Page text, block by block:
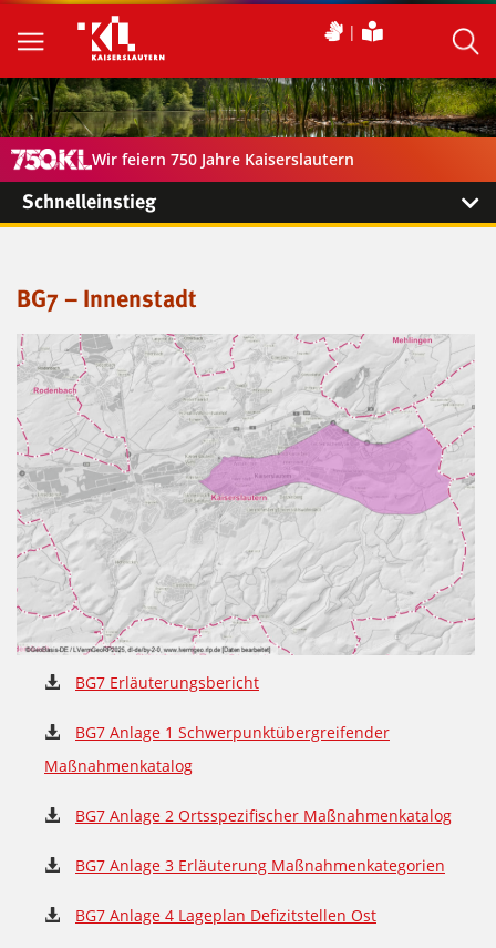
Wir feiern 750 Jahre Kaiserslautern
Schnelleinstieg
BG7 – Innenstadt
BG7 Erläuterungsbericht
BG7 Anlage 1 Schwerpunktübergreifender
Maßnahmenkatalog
BG7 Anlage 2 Ortsspezifischer Maßnahmenkatalog
BG7 Anlage 3 Erläuterung Maßnahmenkategorien
BG7 Anlage 4 Lageplan Defizitstellen Ost